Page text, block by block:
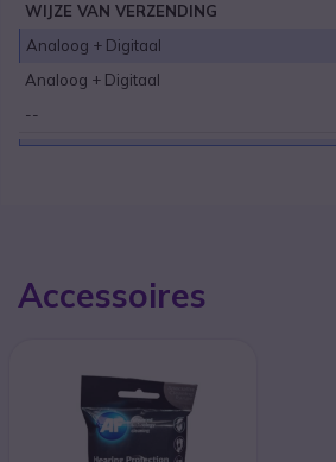
WIJZE VAN VERZENDING
Analoog + Digitaal
Analoog + Digitaal
--
Accessoires